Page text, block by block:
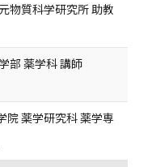
物質科学研究所 助教
部 薬学科 講師
院 薬学研究科 薬学専